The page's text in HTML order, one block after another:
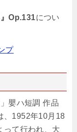
Op.131につい
プ
嬰ハ短調 作品
、1952年10月18
って行われ、大